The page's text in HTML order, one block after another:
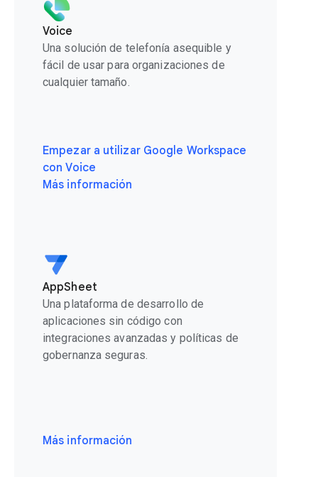
Voice
Una solución de telefonía asequible y
fácil de usar para organizaciones de
cualquier tamaño.
Empezar a utilizar Google Workspace
con Voice
Más información
AppSheet
Una plataforma de desarrollo de
aplicaciones sin código con
integraciones avanzadas y políticas de
gobernanza seguras.
Más información